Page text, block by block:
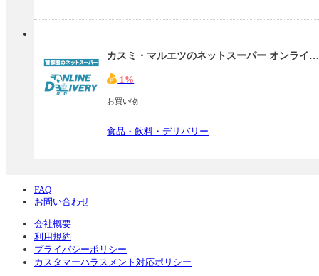
カスミ・マルエツのネットスーパー オンラインデリバリー
1%
お買い物
食品・飲料・デリバリー
FAQ
お問い合わせ
会社概要
利用規約
プライバシーポリシー
カスタマーハラスメント対応ポリシー